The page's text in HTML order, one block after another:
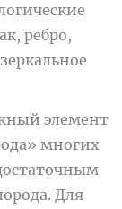
ребро,
элемент
многих
Для